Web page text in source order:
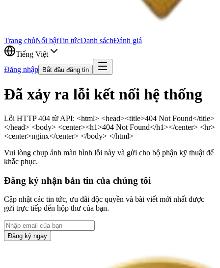
Trang chủNổi bậtTin tứcDanh sáchĐánh giá
Tiếng Việt
Đăng nhập
Bắt đầu đăng tin
Đã xảy ra lỗi kết nối hệ thống
Lỗi HTTP 404 từ API: <html> <head><title>404 Not Found</title>
</head> <body> <center><h1>404 Not Found</h1></center> <hr>
<center>nginx</center> </body> </html>
Vui lòng chụp ảnh màn hình lỗi này và gửi cho bộ phận kỹ thuật để
khắc phục.
Đăng ký nhận bản tin của chúng tôi
Cập nhật các tin tức, ưu đãi độc quyền và bài viết mới nhất được
gửi trực tiếp đến hộp thư của bạn.
Đăng ký ngay